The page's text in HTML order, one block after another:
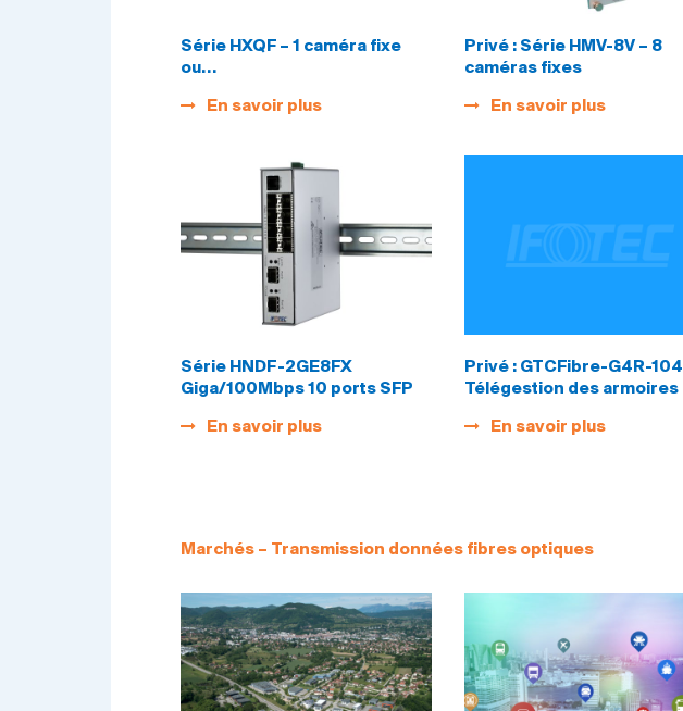
Série HXQF – 1 caméra fixe
ou…
En savoir plus
Privé : Série HMV-8V – 8
caméras fixes
En savoir plus
Série HNDF-2GE8FX
Giga/100Mbps 10 ports SFP
En savoir plus
Privé : GTCFibre-G4R-104
Télégestion des armoires
En savoir plus
Marchés – Transmission données fibres optiques